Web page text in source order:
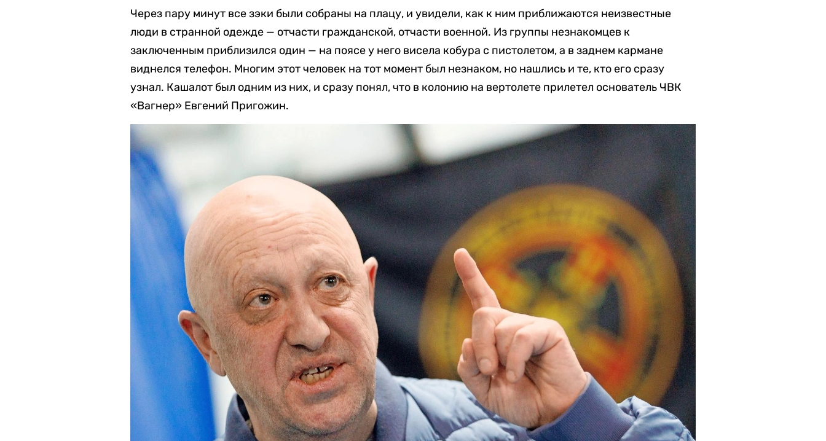
Через пару минут все зэки были собраны на плацу, и увидели, как к ним приближаются неизвестные
люди в странной одежде — отчасти гражданской, отчасти военной. Из группы незнакомцев к
заключенным приблизился один — на поясе у него висела кобура с пистолетом, а в заднем кармане
виднелся телефон. Многим этот человек на тот момент был незнаком, но нашлись и те, кто его сразу
узнал. Кашалот был одним из них, и сразу понял, что в колонию на вертолете прилетел основатель ЧВК
«Вагнер» Евгений Пригожин.